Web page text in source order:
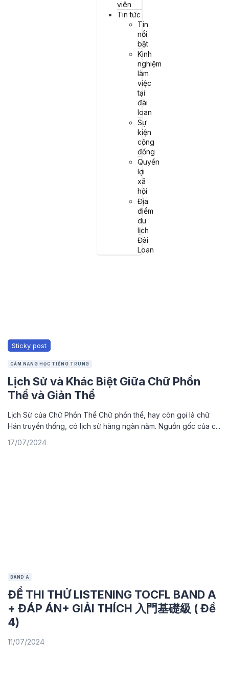
viên
Tin tức
Tin
nổi
bật
Kinh
nghiệm
làm
việc
tại
đài
loan
Sự
kiện
cộng
đồng
Quyền
lợi
xã
hội
Địa
điểm
du
lịch
Đài
Loan
【SONG NGỮ TRUNG-VIỆT】當心低頭族
的危險 – Cẩn thận nguy hiểm khi vừa đi
I. Đoạn văn 當心低頭族的危險 -在現代社會中，智能手機已經成為
我們生活的一部分。隨著科技的進步，越來越多的人在走路時低...
Sticky post
CẨM NANG HỌC TIẾNG TRUNG
Lịch Sử và Khác Biệt Giữa Chữ Phồn
Thể và Giản Thể
Lịch Sử của Chữ Phồn Thể Chữ phồn thể, hay còn gọi là chữ
Hán truyền thống, có lịch sử hàng ngàn năm. Nguồn gốc của c...
17/07/2024
BAND A
ĐỀ THI THỬ LISTENING TOCFL BAND A
+ ĐÁP ÁN+ GIẢI THÍCH 入門基礎級 ( Đề
4)
11/07/2024